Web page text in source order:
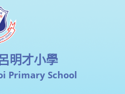
明才小學
Primary School